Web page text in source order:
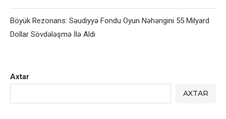
Axtar
AXTAR
Böyük Rezonans: Səudiyyə Fondu Oyun Nəhəngini 55 Milyard
Dollar Sövdələşmə İlə Aldı